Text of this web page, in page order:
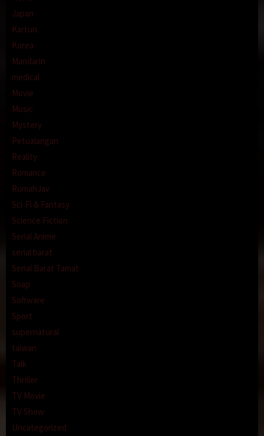
Japan
Kartun
Korea
Mandarin
medical
Movie
Music
Mystery
Petualangan
Reality
Romance
RumahJav
Sci-Fi & Fantasy
Science Fiction
Serial Anime
serial barat
Serial Barat Tamat
Soap
Software
Sport
supernatural
taiwan
Talk
Thriller
TV Movie
TV Show
Uncategorized